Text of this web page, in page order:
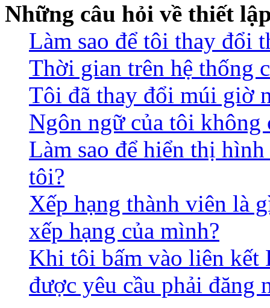
Những câu hỏi về thiết
Làm sao để tôi thay đổi
Thời gian trên hệ thống
Tôi đã thay đổi múi giờ
Ngôn ngữ của tôi không
Làm sao để hiển thị
tôi?
Xếp hạng thành viên là
xếp hạng của mình?
Khi tôi bấm vào liên kết
được yêu cầu phải đăng